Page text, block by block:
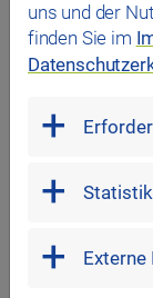
uns und der
finden Sie im
Externe